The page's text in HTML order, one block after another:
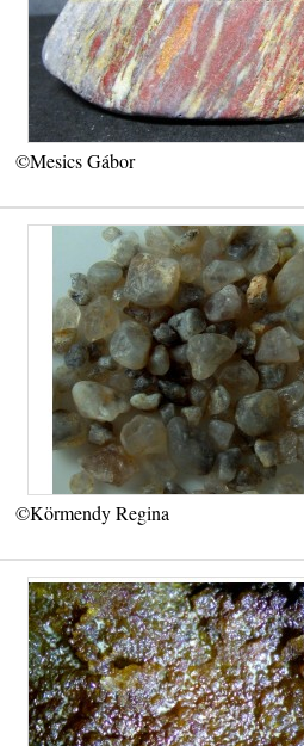
©Mesics Gábor
©Körmendy Regina